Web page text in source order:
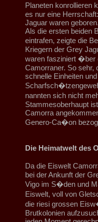
Planeten konrollieren
es nur eine
Jaguar waren
Als die ersten beiden
eintrafen, zeigte die
Kriegern der Grey
waren fasziniert �ber
Camorraner. So sehr,
schnelle Einheiten
nannten sich nicht
Stammesoberhaupt
Camorra
Genero-Ca�on
Die Heimatwelt des
Da die Eiswelt
bei der Ankunft der
Vigo im S�den und
Eiswelt, voll von
die riesi grossen
Brutkolonien